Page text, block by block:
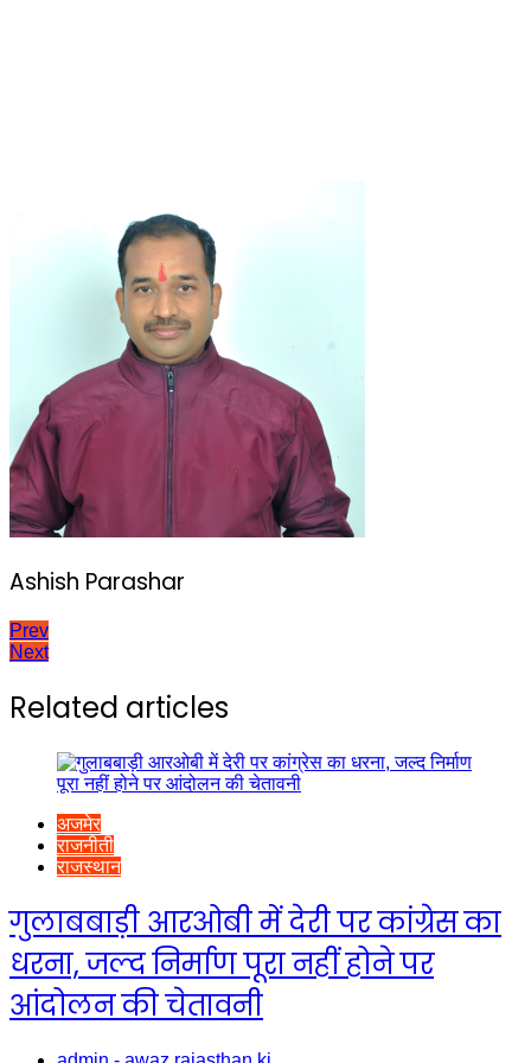
Ashish Parashar
Post
Prev
Next
Related articles
अजमेर
राजनीती
राजस्थान
गुलाबबाड़ी आरओबी में देरी पर कांग्रेस का
धरना, जल्द निर्माण पूरा नहीं होने पर
आंदोलन की चेतावनी